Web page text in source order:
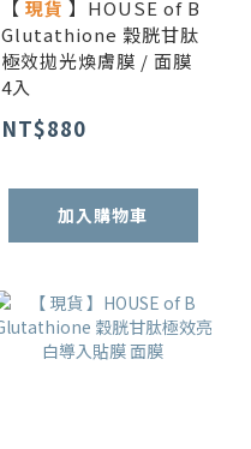
【 現貨 】HOUSE of B
Glutathione 穀胱甘肽
極效拋光煥膚膜 / 面膜
4入
NT$880
加入購物車